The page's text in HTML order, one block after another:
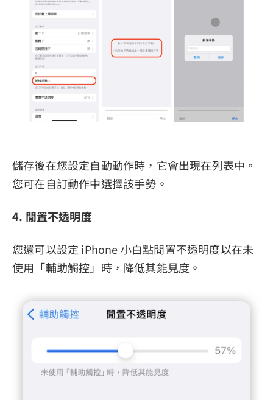
儲存後在您設定自動動作時，它會出現在列表中。
您可在自訂動作中選擇該手勢。
4. 閒置不透明度
您還可以設定 iPhone 小白點閒置不透明度以在未
使用「輔助觸控」時，降低其能見度。